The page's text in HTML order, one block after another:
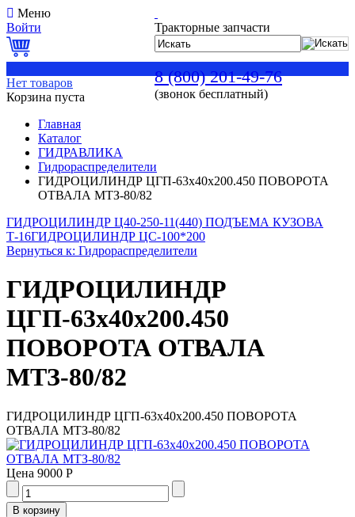
Тракторные запчасти
8 (800) 201-49-76
(звонок бесплатный)
Меню
Войти
Нет товаров
Корзина пуста
Главная
Каталог
ГИДРАВЛИКА
Гидрораспределители
ГИДРОЦИЛИНДР ЦГП-63х40х200.450 ПОВОРОТА
ОТВАЛА МТЗ-80/82
ГИДРОЦИЛИНДР Ц40-250-11(440) ПОДЪЕМА КУЗОВА
Т-16ГИДРОЦИЛИНДР ЦС-100*200
Вернуться к: Гидрораспределители
ГИДРОЦИЛИНДР
ЦГП-63х40х200.450
ПОВОРОТА ОТВАЛА
МТЗ-80/82
ГИДРОЦИЛИНДР ЦГП-63х40х200.450 ПОВОРОТА
ОТВАЛА МТЗ-80/82
Цена 9000 Р